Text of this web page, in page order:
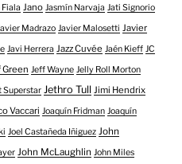
Fiala Jano Jasmín Narvaja Jati Signorio
Madrazo Javier Malosetti Javier
Javi Herrera Jazz Cuvée Jaén Kieff JC
Green Jeff Wayne Jelly Roll Morton
Superstar Jethro Tull Jimi Hendrix
Vaccari Joaquín Fridman Joaquín
Joel Castañeda Iñiguez John
John McLaughlin John Miles